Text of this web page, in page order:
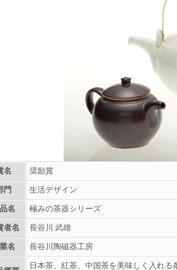
名 奨励賞
門 生活デザイン
名 極みの茶器シリーズ
者名 長谷川 武雄
名 長谷川陶磁器工房
日本茶、紅茶、中国茶を美味しく入れ